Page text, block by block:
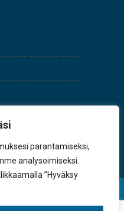
parantamiseksi,
analysoimiseksi.
”Hyväksy